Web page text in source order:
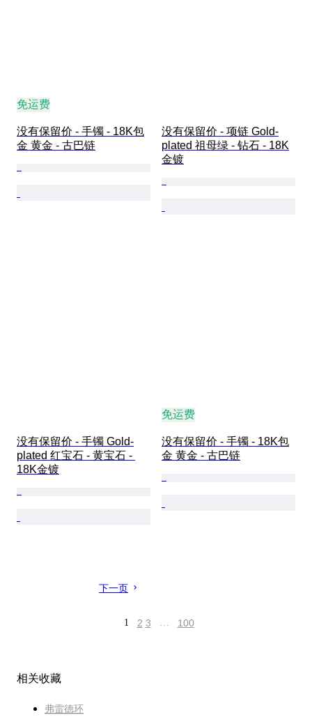
免运费
没有保留价 - 手镯 - 18K包
金 黄金 - 古巴链
没有保留价 - 项链 Gold-
plated 祖母绿 - 钻石 - 18K
金镀
没有保留价 - 手镯 Gold-
plated 红宝石 - 黄宝石 -
18K金镀
免运费
没有保留价 - 手镯 - 18K包
金 黄金 - 古巴链
下一页
1 2 3 … 100
相关收藏
弗雷德环